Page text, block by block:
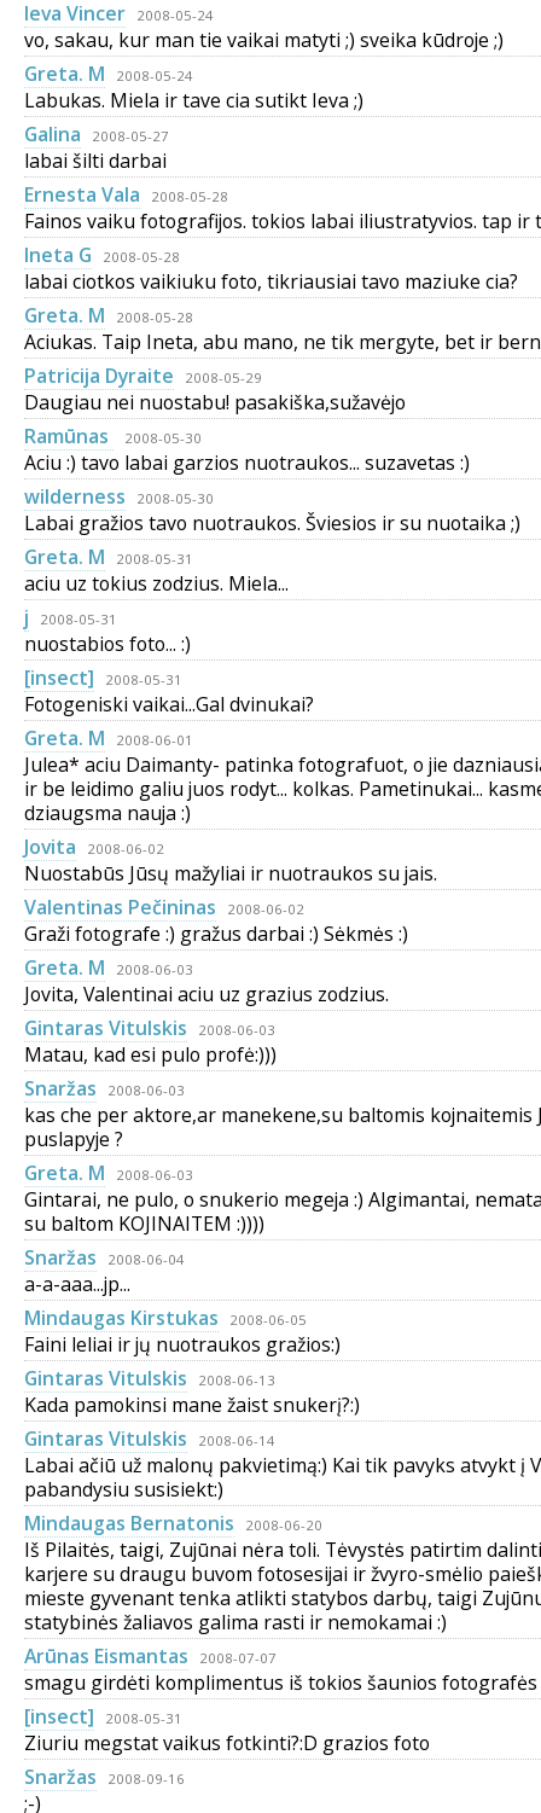
Ieva Vincer
2008-05-24
vo, sakau, kur man tie vaikai matyti ;) sveika kūdroje ;)
Greta. M
2008-05-24
Labukas. Miela ir tave cia sutikt Ieva ;)
Galina
2008-05-27
labai šilti darbai
Ernesta Vala
2008-05-28
Fainos vaiku fotografijos. tokios labai iliustratyvios. tap ir
Ineta G
2008-05-28
labai ciotkos vaikiuku foto, tikriausiai tavo maziuke cia?
Greta. M
2008-05-28
Aciukas. Taip Ineta, abu mano, ne tik mergyte, bet ir
Patricija Dyraite
2008-05-29
Daugiau nei nuostabu! pasakiška,sužavėjo
Ramūnas
2008-05-30
Aciu :) tavo labai garzios nuotraukos... suzavetas :)
wilderness
2008-05-30
Labai gražios tavo nuotraukos. Šviesios ir su nuotaika ;)
Greta. M
2008-05-31
aciu uz tokius zodzius. Miela...
j
2008-05-31
nuostabios foto... :)
[insect]
2008-05-31
Fotogeniski vaikai...Gal dvinukai?
Greta. M
2008-06-01
Julea* aciu Daimanty- patinka fotografuot, o jie
ir be leidimo galiu juos rodyt... kolkas. Pametinukai...
dziaugsma nauja :)
Jovita
2008-06-02
Nuostabūs Jūsų mažyliai ir nuotraukos su jais.
Valentinas Pečininas
2008-06-02
Graži fotografe :) gražus darbai :) Sėkmės :)
Greta. M
2008-06-03
Jovita, Valentinai aciu uz grazius zodzius.
Gintaras Vitulskis
2008-06-03
Matau, kad esi pulo profė:)))
Snaržas
2008-06-03
kas che per aktore,ar manekene,su baltomis kojnaitemis
puslapyje ?
Greta. M
2008-06-03
Gintarai, ne pulo, o snukerio megeja :) Algimantai,
su baltom KOJINAITEM :))))
Snaržas
2008-06-04
a-a-aaa...jp...
Mindaugas Kirstukas
2008-06-05
Faini leliai ir jų nuotraukos gražios:)
Gintaras Vitulskis
2008-06-13
Kada pamokinsi mane žaist snukerį?:)
Gintaras Vitulskis
2008-06-14
Labai ačiū už malonų pakvietimą:) Kai tik pavyks atvykt į
pabandysiu susisiekt:)
Mindaugas Bernatonis
2008-06-20
Iš Pilaitės, taigi, Zujūnai nėra toli. Tėvystės patirtim
karjere su draugu buvom fotosesijai ir žvyro-smėlio
mieste gyvenant tenka atlikti statybos darbų, taigi
statybinės žaliavos galima rasti ir nemokamai :)
Arūnas Eismantas
2008-07-07
smagu girdėti komplimentus iš tokios šaunios fotografės
[insect]
2008-05-31
Ziuriu megstat vaikus fotkinti?:D grazios foto
Snaržas
2008-09-16
;-)